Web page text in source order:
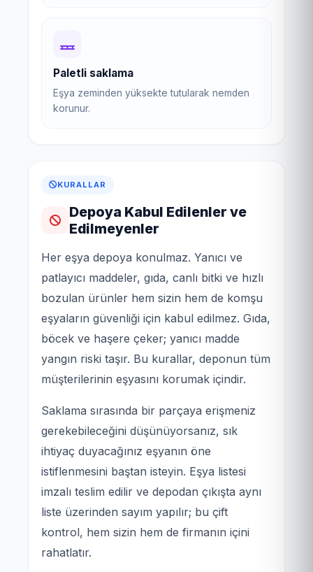
Paletli saklama
Eşya zeminden yüksekte tutularak nemden
korunur.
KURALLAR
Depoya Kabul Edilenler ve
Edilmeyenler
Her eşya depoya konulmaz. Yanıcı ve
patlayıcı maddeler, gıda, canlı bitki ve hızlı
bozulan ürünler hem sizin hem de komşu
eşyaların güvenliği için kabul edilmez. Gıda,
böcek ve haşere çeker; yanıcı madde
yangın riski taşır. Bu kurallar, deponun tüm
müşterilerinin eşyasını korumak içindir.
Saklama sırasında bir parçaya erişmeniz
gerekebileceğini düşünüyorsanız, sık
ihtiyaç duyacağınız eşyanın öne
istiflenmesini baştan isteyin. Eşya listesi
imzalı teslim edilir ve depodan çıkışta aynı
liste üzerinden sayım yapılır; bu çift
kontrol, hem sizin hem de firmanın içini
rahatlatır.